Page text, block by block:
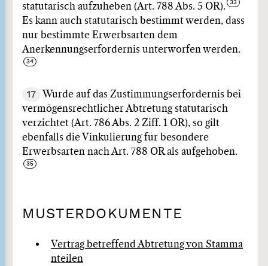
statutarisch aufzuheben (Art. 788 Abs. 5 OR).
Es kann auch statutarisch bestimmt werden, dass
nur bestimmte Erwerbsarten dem
Anerkennungserfordernis unterworfen werden.
17
Wurde auf das Zustimmungserfordernis bei
vermögensrechtlicher Abtretung statutarisch
verzichtet (Art. 786 Abs. 2 Ziff. 1 OR), so gilt
ebenfalls die Vinkulierung für besondere
Erwerbsarten nach Art. 788 OR als aufgehoben.
MUSTERDOKUMENTE
Vertrag betreffend Abtretung von Stamma
nteilen